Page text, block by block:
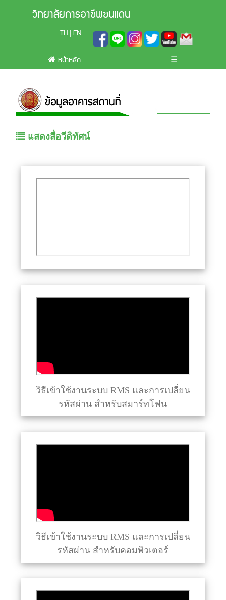
วิทยาลัยการอาชีพชนแดน
TH EN
หน้าหลัก ☰
แสดงสื่อวีดิทัศน์
วิธีเข้าใช้งานระบบ RMS และการเปลี่ยน
รหัสผ่าน สำหรับสมาร์ทโฟน
วิธีเข้าใช้งานระบบ RMS และการเปลี่ยน
รหัสผ่าน สำหรับคอมพิวเตอร์